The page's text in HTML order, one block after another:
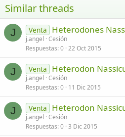
26
Trebuchet MS
Verdana
Similar threads
J Venta Heterodones
j.angel Cesión
Respuestas 0 22 Oct 2015
J Venta Heterodon
j.angel Cesión
Respuestas 0 11 Dic 2015
J Venta Heterodon
j.angel Cesión
Respuestas 0 3 Dic 2015